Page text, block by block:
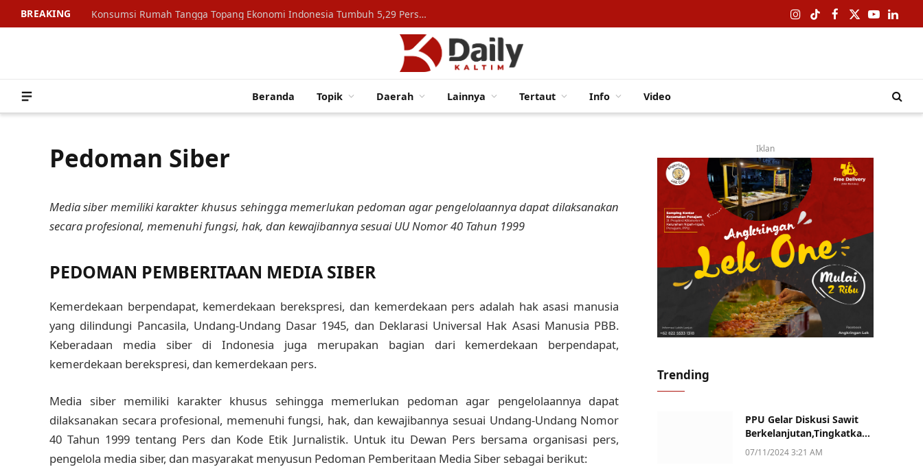
BREAKING Konsumsi Rumah Tangga Topang Ekonomi Indonesia Tumbuh 5,29 Persen Instagram
TikTokFacebook
X
YouTube
Beranda Topik Daerah Lainnya Tertaut Info Video
Pedoman Siber
Media siber memiliki karakter khusus sehingga memerlukan pedoman agar pengelolaannya dapat dilaksanakan
secara profesional, memenuhi fungsi, hak, dan kewajibannya sesuai UU Nomor 40 Tahun 1999
PEDOMAN PEMBERITAAN MEDIA SIBER
Kemerdekaan berpendapat, kemerdekaan berekspresi, dan kemerdekaan pers adalah hak asasi manusia
yang dilindungi Pancasila, Undang-Undang Dasar 1945, dan Deklarasi Universal Hak Asasi Manusia PBB.
Keberadaan media siber di Indonesia juga merupakan bagian dari kemerdekaan berpendapat,
kemerdekaan berekspresi, dan kemerdekaan pers.
Media siber memiliki karakter khusus sehingga memerlukan pedoman agar pengelolaannya dapat
dilaksanakan secara profesional, memenuhi fungsi, hak, dan kewajibannya sesuai Undang-Undang Nomor
40 Tahun 1999 tentang Pers dan Kode Etik Jurnalistik. Untuk itu Dewan Pers bersama organisasi pers,
pengelola media siber, dan masyarakat menyusun Pedoman Pemberitaan Media Siber sebagai berikut:
Iklan
Trending
PPU Gelar Diskusi Sawit
Berkelanjutan,Tingkatkan
Daya Saing dan Kualitas
07/11/2024 3:21 AM